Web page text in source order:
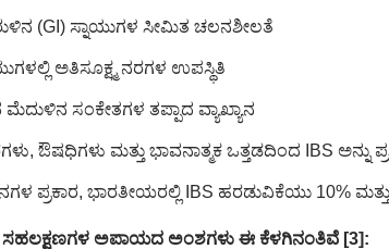
(GI) ಸ್ನಾಯುಗಳ ಸೀಮಿತ ಚಲನಶೀಲತೆ
ಅತಿಸೂಕ್ಷ್ಮ ನರಗಳ ಉಪಸ್ಥಿತಿ
ಸಂಕೇತಗಳ ತಪ್ಪಾದ ವ್ಯಾಖ್ಯಾನ
ಔಷಧಿಗಳು ಮತ್ತು ಭಾವನಾತ್ಮಕ ಒತ್ತಡದಿಂದ IBS ಅನ್ನು
ಪ್ರಕಾರ, ಭಾರತೀಯರಲ್ಲಿ IBS ಹರಡುವಿಕೆಯು 10% ಮತ್ತು
ಸಹಲಕ್ಷಣಗಳ ಅಪಾಯದ ಅಂಶಗಳು ಈ ಕೆಳಗಿನಂತಿವೆ [3]: